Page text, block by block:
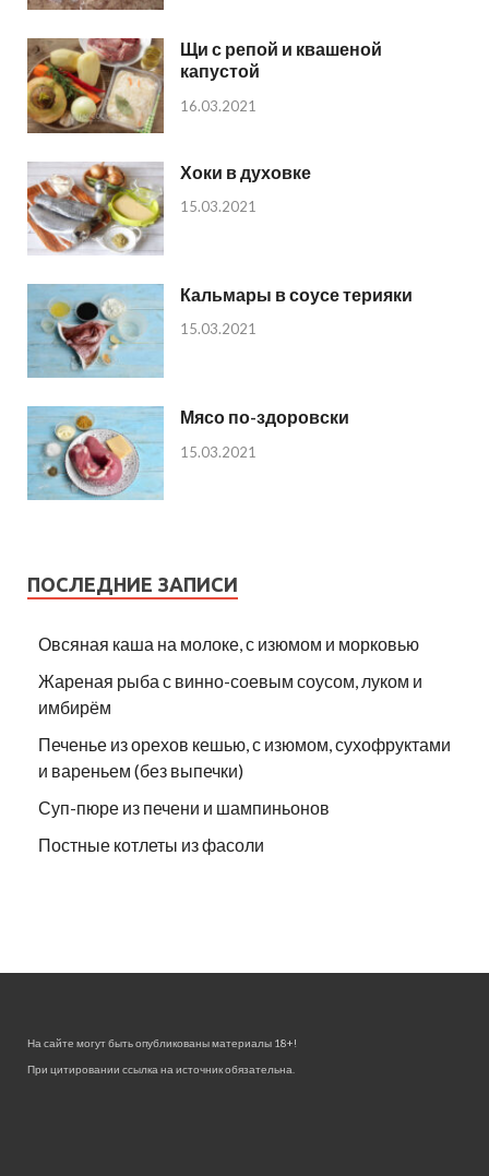
Щи с репой и квашеной
капустой
16.03.2021
Хоки в духовке
15.03.2021
Кальмары в соусе терияки
15.03.2021
Мясо по-здоровски
15.03.2021
ПОСЛЕДНИЕ ЗАПИСИ
Овсяная каша на молоке, с изюмом и морковью
Жареная рыба с винно-соевым соусом, луком и
имбирём
Печенье из орехов кешью, с изюмом, сухофруктами
и вареньем (без выпечки)
Суп-пюре из печени и шампиньонов
Постные котлеты из фасоли
На сайте могут быть опубликованы материалы 18+!
При цитировании ссылка на источник обязательна.